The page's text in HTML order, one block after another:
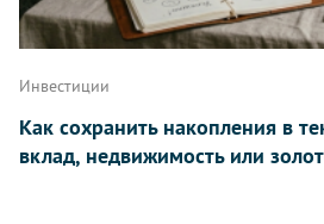
Инвестиции
Как сохранить накопления в
вклад, недвижимость или